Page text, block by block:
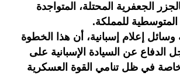
الجعفرية المحتلة، المتواجدة
للمملكة.
إعلام إسبانية، أن هذا الخطوة
الدفاع عن السيادة الإسبانية على
خاصة في ظل تنامي القوة العسكرية